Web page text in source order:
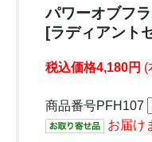
パワーオブフ
[ラディアント
税込価格4,180円 (
商品番号PFH107
お届け